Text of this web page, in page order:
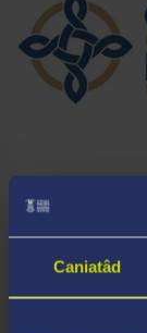
Caniatâd
PARTNER
Bwrdd